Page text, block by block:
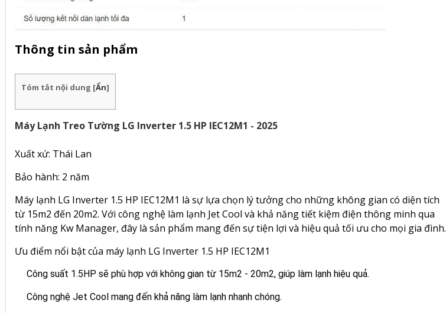
Thông tin sản phẩm
Tóm tắt nội dung [Ẩn]
Máy Lạnh Treo Tường LG Inverter 1.5 HP IEC12M1 - 2025
Xuất xứ: Thái Lan
Bảo hành: 2 năm
Máy lạnh LG Inverter 1.5 HP IEC12M1 là sự lựa chọn lý tưởng cho những không gian có diện tích
từ 15m2 đến 20m2. Với công nghệ làm lạnh Jet Cool và khả năng tiết kiệm điện thông minh qua
tính năng Kw Manager, đây là sản phẩm mang đến sự tiện lợi và hiệu quả tối ưu cho mọi gia đình.
Ưu điểm nổi bật của máy lạnh LG Inverter 1.5 HP IEC12M1
Công suất 1.5HP sẽ phù hợp với không gian từ 15m2 - 20m2, giúp làm lạnh hiệu quả.
Công nghệ Jet Cool mang đến khả năng làm lạnh nhanh chóng.